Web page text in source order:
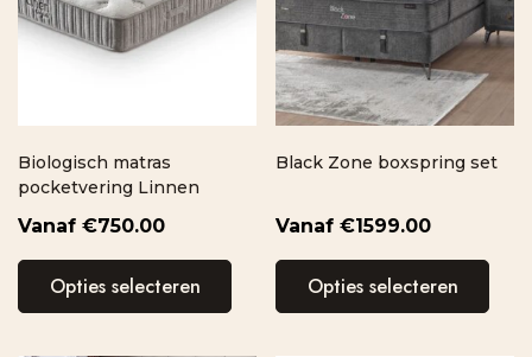
Biologisch matras
pocketvering Linnen
€750.00
Opties selecteren
Black Zone boxspring set
€1599.00
Opties selecteren